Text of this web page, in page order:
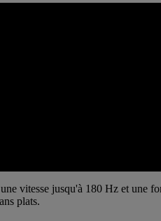
vitesse jusqu'à 180 Hz et une
plats.